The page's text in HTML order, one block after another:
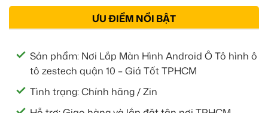
ƯU ĐIỂM NỔI BẬT
Sản phẩm: Nơi Lắp Màn Hình Android Ô Tô hình ô
tô zestech quận 10 – Giá Tốt TPHCM
Tình trạng: Chính hãng / Zin